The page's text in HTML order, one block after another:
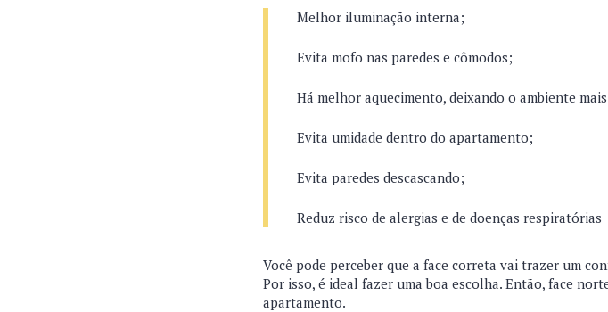
Melhor iluminação interna;
Evita mofo nas paredes e cômodos;
Há melhor aquecimento, deixando o ambiente
Evita umidade dentro do apartamento;
Evita paredes descascando;
Reduz risco de alergias e de doenças respiratórias
Você pode perceber que a face correta vai trazer um
Por isso, é ideal fazer uma boa escolha. Então, face
apartamento.